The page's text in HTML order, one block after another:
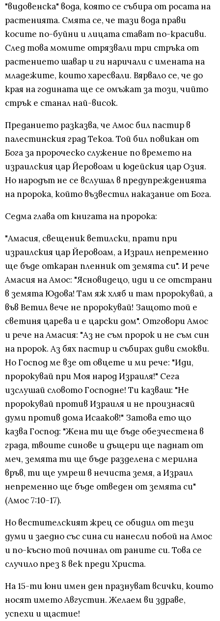
"видовенска" вода, която се събира от росата на
растенията. Смята се, че тази вода прави
косите по-буйни и лицата стават по-красиви.
След това момите отрязвали три стръка от
растението шавар и ги наричали с имената на
младежите, които харесвали. Вярвало се, че до
края на годината ще се омъжат за този, чийто
стрък е станал най-висок.
Преданието разказва, че Амос бил пастир в
палестинския град Текоа. Той бил повикан от
Бога за пророческо служение по времето на
израилския цар Йеровоам и юдейския цар Озия.
Но народът не се вслушал в предупрежденията
на пророка, който възвестил наказание от Бога.
Седма глава от книгата на пророка:
"Амасия, свещеник ветилски, прати при
израилския цар Йеровоам, а Израил непременно
ще бъде откаран пленник от земята си". И рече
Амасия на Амос: "Ясновидецо, иди и се отстрани
в земята Юдова! Там яж хляб и там пророкувай, а
във Ветил вече не пророкувай! Защото той е
светиня царева и е царски дом". Отговори Амос
и рече на Амасия: "Аз не съм пророк и не съм син
на пророк. Аз бях пастир и събирах диви смокви.
Но Господ ме взе от овцете и ми рече: "Иди,
пророкувай при Моя народ Израиля!" Сега
изслушай словото Господне! Ти казваш: "Не
пророкувай против Израиля и не произнасяй
думи против дома Исааков!" Затова ето що
казва Господ: "Жена ти ще бъде обезчестена в
града, твоите синове и дъщери ще паднат от
меч, земята ти ще бъде разделена с мерилна
връв, ти ще умреш в нечиста земя, а Израил
непременно ще бъде отведен от земята си"
(Амос 7:10-17).
Но вестителският жрец се обидил от тези
думи и заедно със сина си нанесли побой на Амос
и по-късно той починал от раните си. Това се
случило през 8 век преди Христа.
На 15-ти юни имен ден празнуват всички, които
носят името Августин. Желаем ви здраве,
успехи и щастие!